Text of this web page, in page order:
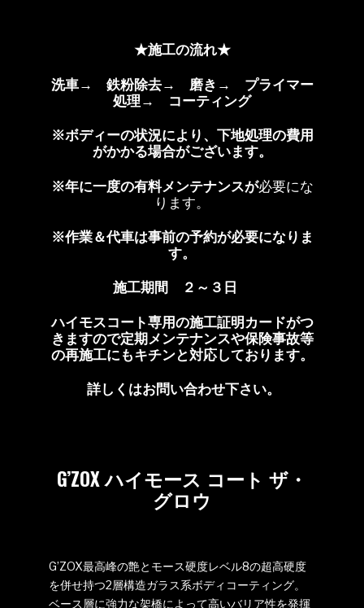
★施工の流れ★
洗車→ 鉄粉除去→ 磨き→ プライマー
処理→ コーティング
※ボディーの状況により、下地処理の費用
がかかる場合がございます。
※年に一度の有料メンテナンスが必要にな
ります。
※作業＆代車は事前の予約が必要になりま
す。
施工期間 ２～３日
ハイモスコート専用の施工証明カードがつ
きますので定期メンテナンスや保険事故等
の再施工にもキチンと対応しております。
詳しくはお問い合わせ下さい。
G’ZOX ハイモース コート ザ・
グロウ
G’ZOX最高峰の艶とモース硬度レベル8の超高硬度
を併せ持つ2層構造ガラス系ボディコーティング。
ベース層に強力な架橋によって高いバリア性を発揮